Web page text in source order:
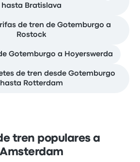
hasta Bratislava
de tren de Gotemburgo a
Rostock
Gotemburgo a Hoyerswerda
de tren desde Gotemburgo
hasta Rotterdam
tren populares a
Amsterdam